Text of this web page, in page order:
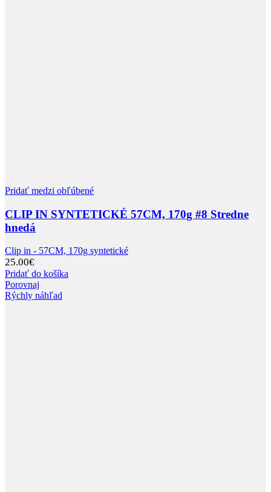
Pridať medzi obľúbené
CLIP IN SYNTETICKÉ 57CM, 170g #8 Stredne
hnedá
Clip in - 57CM, 170g syntetické
25.00€
Pridať do košíka
Porovnaj
Rýchly náhľad